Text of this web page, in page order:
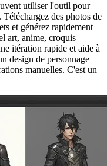
utiliser l'outil pour
des photos de
et générez rapidement
art, anime, croquis
itération rapide et aide à
design de personnage
manuelles. C'est un